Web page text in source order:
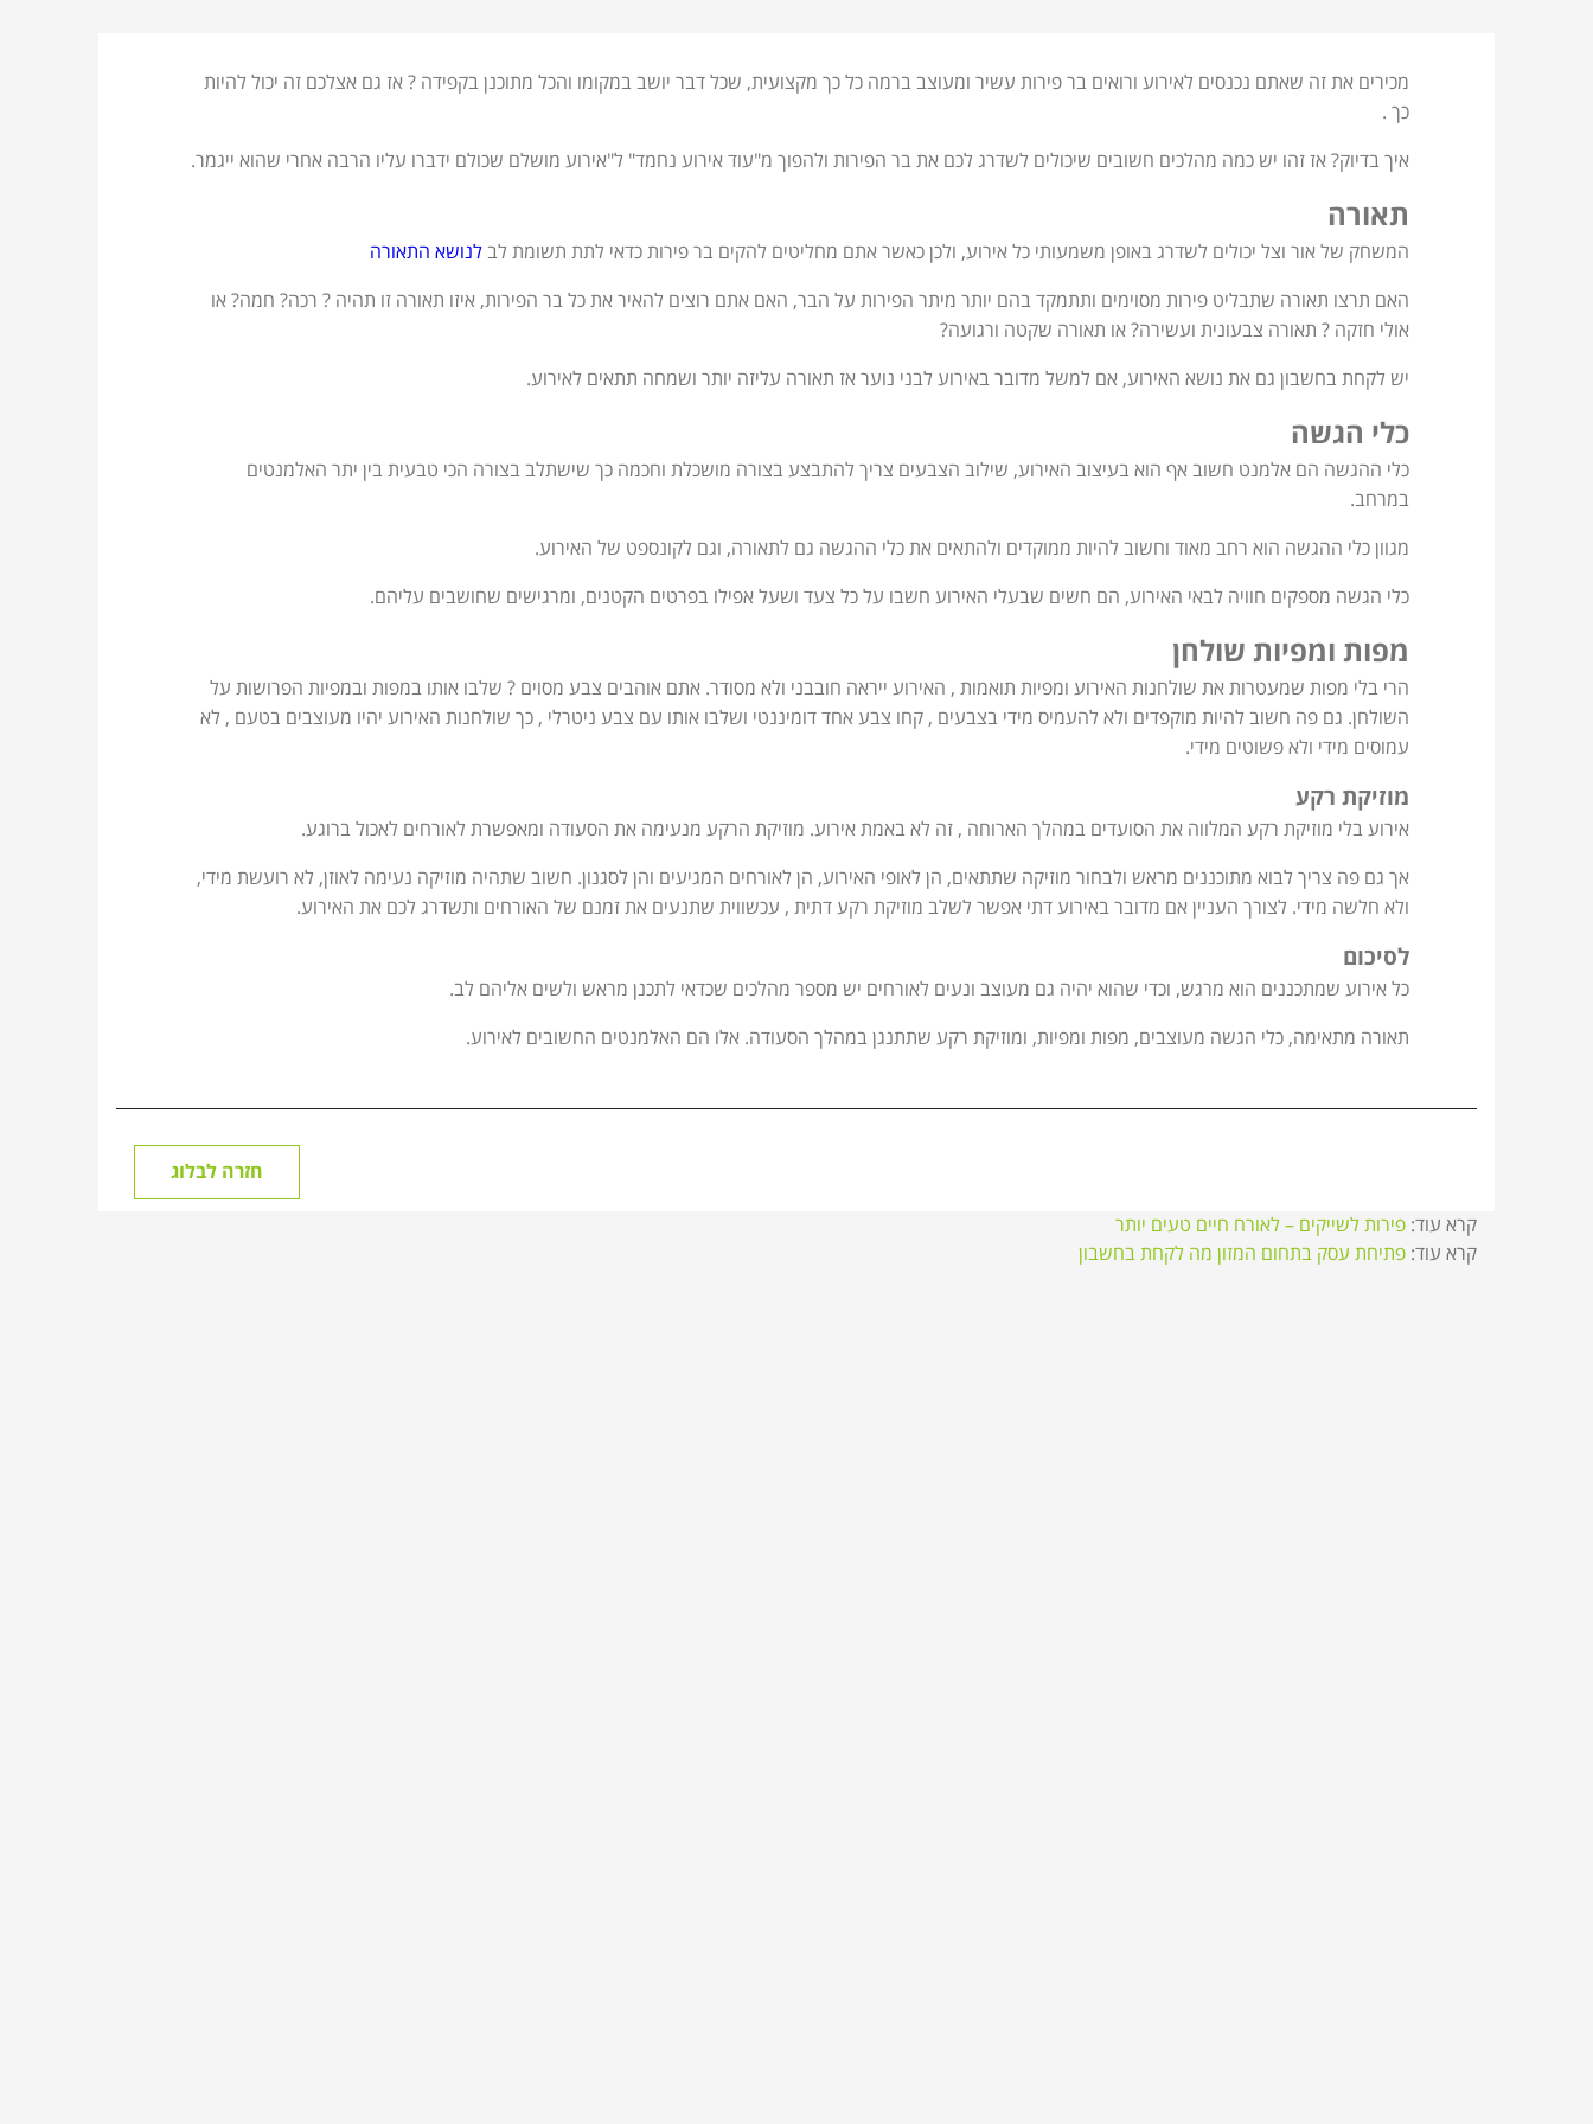
מכירים את זה שאתם נכנסים לאירוע ורואים בר פירות עשיר ומעוצב ברמה כל כך מקצועית, שכל דבר יושב במקומו והכל מתוכנן בקפידה ? אז גם אצלכם זה יכול להיות
כך .
איך בדיוק? אז זהו יש כמה מהלכים חשובים שיכולים לשדרג לכם את בר הפירות ולהפוך מ"עוד אירוע נחמד" ל"אירוע מושלם שכולם ידברו עליו הרבה אחרי שהוא ייגמר.
תאורה
המשחק של אור וצל יכולים לשדרג באופן משמעותי כל אירוע, ולכן כאשר אתם מחליטים להקים בר פירות כדאי לתת תשומת לבלנושא התאורה
האם תרצו תאורה שתבליט פירות מסוימים ותתמקד בהם יותר מיתר הפירות על הבר, האם אתם רוצים להאיר את כל בר הפירות, איזו תאורה זו תהיה ? רכה? חמה? או
אולי חזקה ? תאורה צבעונית ועשירה? או תאורה שקטה ורגועה?
יש לקחת בחשבון גם את נושא האירוע, אם למשל מדובר באירוע לבני נוער אז תאורה עליזה יותר ושמחה תתאים לאירוע.
כלי הגשה
כלי ההגשה הם אלמנט חשוב אף הוא בעיצוב האירוע, שילוב הצבעים צריך להתבצע בצורה מושכלת וחכמה כך שישתלב בצורה הכי טבעית בין יתר האלמנטים
במרחב.
מגוון כלי ההגשה הוא רחב מאוד וחשוב להיות ממוקדים ולהתאים את כלי ההגשה גם לתאורה, וגם לקונספט של האירוע.
כלי הגשה מספקים חוויה לבאי האירוע, הם חשים שבעלי האירוע חשבו על כל צעד ושעל אפילו בפרטים הקטנים, ומרגישים שחושבים עליהם.
מפות ומפיות שולחן
הרי בלי מפות שמעטרות את שולחנות האירוע ומפיות תואמות , האירוע ייראה חובבני ולא מסודר. אתם אוהבים צבע מסוים ? שלבו אותו במפות ובמפיות הפרושות על
השולחן. גם פה חשוב להיות מוקפדים ולא להעמיס מידי בצבעים , קחו צבע אחד דומיננטי ושלבו אותו עם צבע ניטרלי , כך שולחנות האירוע יהיו מעוצבים בטעם , לא
עמוסים מידי ולא פשוטים מידי.
מוזיקת רקע
אירוע בלי מוזיקת רקע המלווה את הסועדים במהלך הארוחה , זה לא באמת אירוע. מוזיקת הרקע מנעימה את הסעודה ומאפשרת לאורחים לאכול ברוגע.
אך גם פה צריך לבוא מתוכננים מראש ולבחור מוזיקה שתתאים, הן לאופי האירוע, הן לאורחים המגיעים והן לסגנון. חשוב שתהיה מוזיקה נעימה לאוזן, לא רועשת מידי,
ולא חלשה מידי. לצורך העניין אם מדובר באירוע דתי אפשר לשלב מוזיקת רקע דתית , עכשווית שתנעים את זמנם של האורחים ותשדרג לכם את האירוע.
לסיכום
כל אירוע שמתכננים הוא מרגש, וכדי שהוא יהיה גם מעוצב ונעים לאורחים יש מספר מהלכים שכדאי לתכנן מראש ולשים אליהם לב.
תאורה מתאימה, כלי הגשה מעוצבים, מפות ומפיות, ומוזיקת רקע שתתנגן במהלך הסעודה. אלו הם האלמנטים החשובים לאירוע.
חזרה לבלוג
קרא עוד: פירות לשייקים – לאורח חיים טעים יותר
קרא עוד: פתיחת עסק בתחום המזון מה לקחת בחשבון